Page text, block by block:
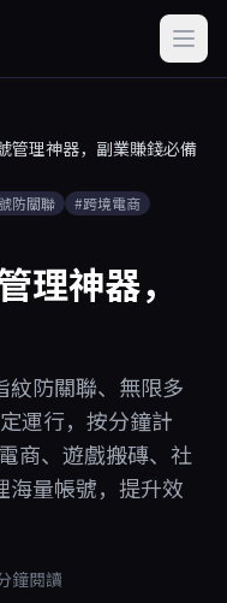
管理神器，副業賺錢必備
防關聯
#跨境電商
理神器，
紋防關聯、無限多
運行，按分鐘計
商、遊戲搬磚、社
海量帳號，提升效
鐘閱讀